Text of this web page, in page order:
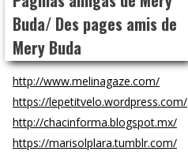
Buda/ Des pages amis de
Mery Buda
http://www.melinagaze.com/
https://lepetitvelo.wordpress.com/
http://chacinforma.blogspot.mx/
https://marisolplara.tumblr.com/